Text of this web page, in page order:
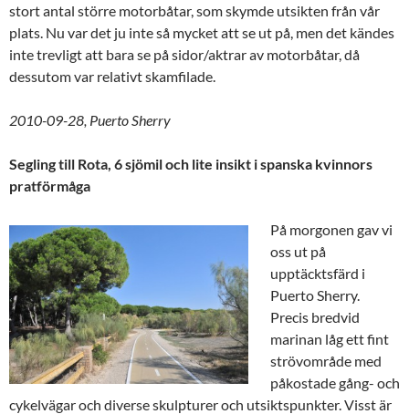
stort antal större motorbåtar, som skymde utsikten från vår
plats. Nu var det ju inte så mycket att se ut på, men det kändes
inte trevligt att bara se på sidor/aktrar av motorbåtar, då
dessutom var relativt skamfilade.
2010-09-28, Puerto Sherry
Segling till Rota, 6 sjömil och lite insikt i spanska kvinnors
pratförmåga
På morgonen gav vi
oss ut på
upptäcktsfärd i
Puerto Sherry.
Precis bredvid
marinan låg ett fint
strövområde med
påkostade gång- och
cykelvägar och diverse skulpturer och utsiktspunkter. Visst är